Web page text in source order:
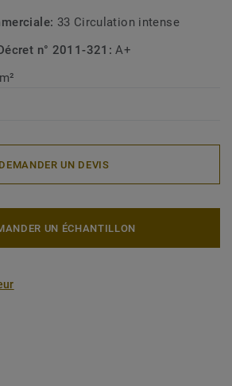
33 Circulation intense
n° 2011-321:A+
DEMANDER UN DEVIS
UN ÉCHANTILLON